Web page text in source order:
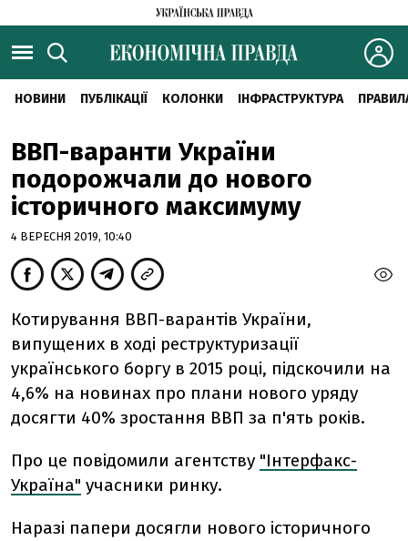
НОВИНИ ПУБЛІКАЦІЇ КОЛОНКИ ІНФРАСТРУКТУРА
ВВП-варанти України
подорожчали до нового
історичного максимуму
4 ВЕРЕСНЯ 2019, 10:40
Котирування ВВП-варантів України,
випущених в ході реструктуризації
українського боргу в 2015 році, підскочили на
4,6% на новинах про плани нового уряду
досягти 40% зростання ВВП за п'ять років.
Про це повідомили агентству "Інтерфакс-
Україна" учасники ринку.
Наразі папери досягли нового історичного